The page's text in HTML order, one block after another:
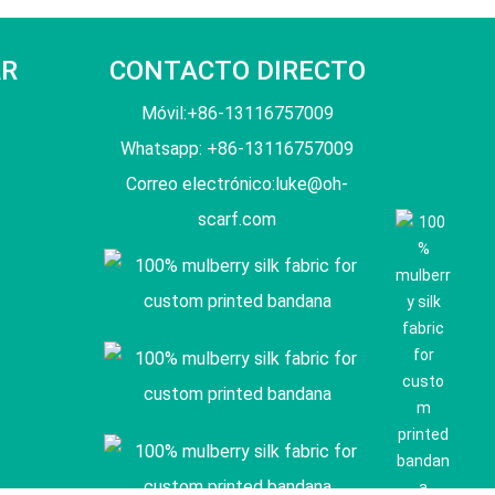
CONTACTO DIRECTO
Móvil:+86-13116757009
Whatsapp: +86-13116757009
Correo electrónico: luke@oh-
scarf.com